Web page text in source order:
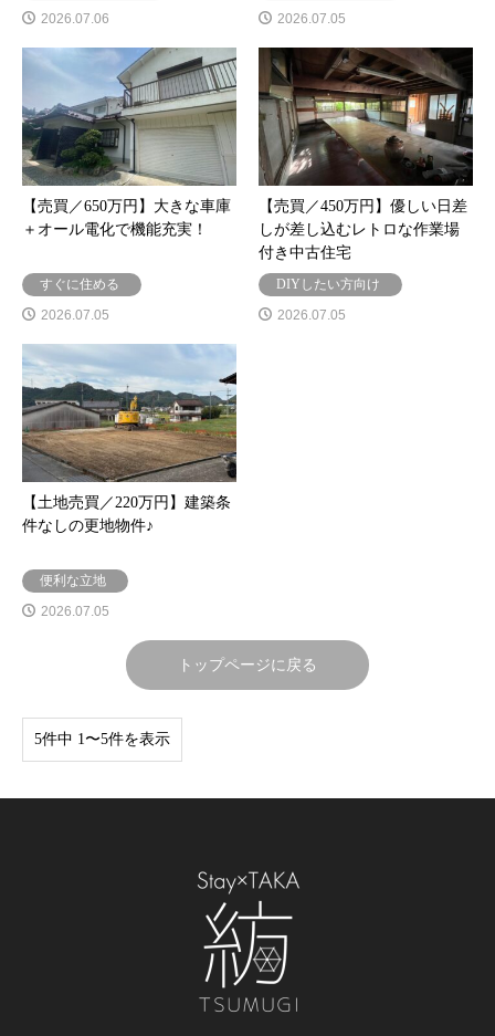
2026.07.06
2026.07.05
【売買／650万円】大きな車庫
＋オール電化で機能充実！
すぐに住める
2026.07.05
【売買／450万円】優しい日差
しが差し込むレトロな作業場
付き中古住宅
DIYしたい方向け
2026.07.05
【土地売買／220万円】建築条
件なしの更地物件♪
便利な立地
2026.07.05
トップページに戻る
5件中 1〜5件を表示